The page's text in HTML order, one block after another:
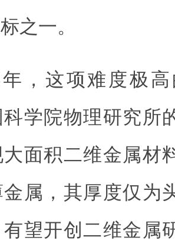
之一。
年，这项难度极
学院物理研究所
面积二维金属材
属，其厚度仅为
望开创二维金属